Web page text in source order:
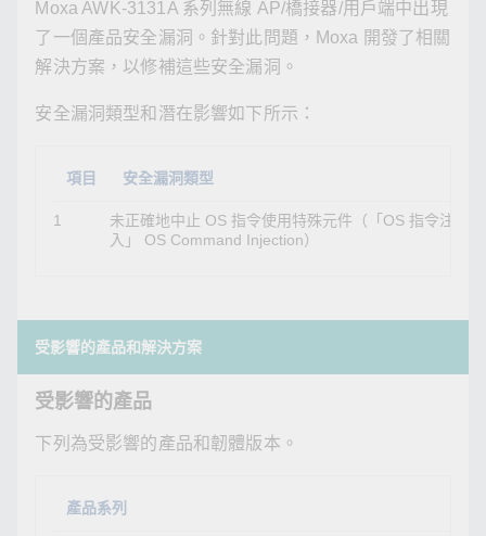
Moxa AWK-3131A 系列無線 AP/橋接器/用戶端中出現
了一個產品安全漏洞。針對此問題，Moxa 開發了相關
解決方案，以修補這些安全漏洞。
安全漏洞類型和潛在影響如下所示：
項目 安全漏洞類型
1
未正確地中止 OS 指令使用特殊元件（「OS 指令注
入」 OS Command Injection）
受影響的產品和解決方案
受影響的產品
下列為受影響的產品和韌體版本。
產品系列